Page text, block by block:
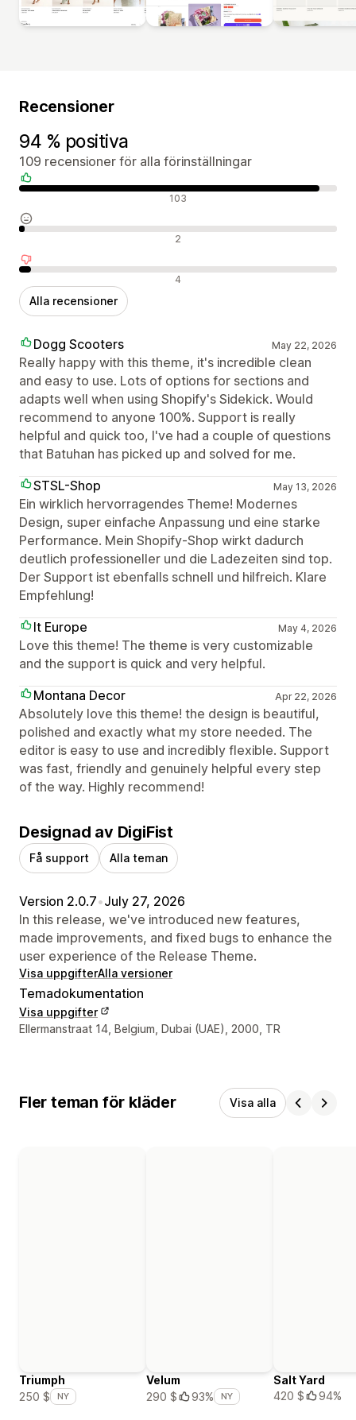
Recensioner
94 % positiva
109 recensioner för alla förinställningar
Positiva recensioner 103
Neutrala recensioner 2
Negativa recensioner 4
Alla recensioner
Dogg Scooters May 22, 2026
Really happy with this theme, it's incredible clean
and easy to use. Lots of options for sections and
adapts well when using Shopify's Sidekick. Would
recommend to anyone 100%. Support is really
helpful and quick too, I've had a couple of questions
that Batuhan has picked up and solved for me.
STSL-Shop
May 13, 2026
Ein wirklich hervorragendes Theme! Modernes
Design, super einfache Anpassung und eine starke
Performance. Mein Shopify-Shop wirkt dadurch
deutlich professioneller und die Ladezeiten sind top.
Der Support ist ebenfalls schnell und hilfreich. Klare
Empfehlung!
It Europe
May 4, 2026
Love this theme! The theme is very customizable
and the support is quick and very helpful.
Montana Decor
Apr 22, 2026
Absolutely love this theme! the design is beautiful,
polished and exactly what my store needed. The
editor is easy to use and incredibly flexible. Support
was fast, friendly and genuinely helpful every step
of the way. Highly recommend!
Designad av DigiFist
Få support Alla teman
Version 2.0.7•July 27, 2026
In this release, we've introduced new features,
made improvements, and fixed bugs to enhance the
user experience of the Release Theme.
Visa uppgifterAlla versioner
Temadokumentation
Visa uppgifter
Designerns kontaktuppgifter
Ellermanstraat 14, Belgium, Dubai (UAE), 2000, TR
Fler teman för kläder Visa alla
Triumph
250 $
NY
Velum
290 $
93% NY
Salt Yard
420 $
94%